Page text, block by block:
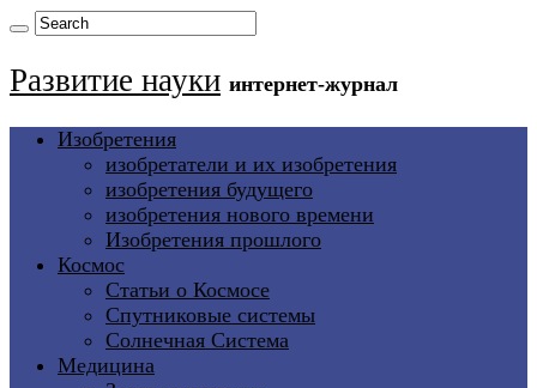
Развитие науки интернет-журнал
Изобретения
изобретатели и их изобретения
изобретения будущего
изобретения нового времени
Изобретения прошлого
Космос
Статьи о Космосе
Спутниковые системы
Солнечная Система
Медицина